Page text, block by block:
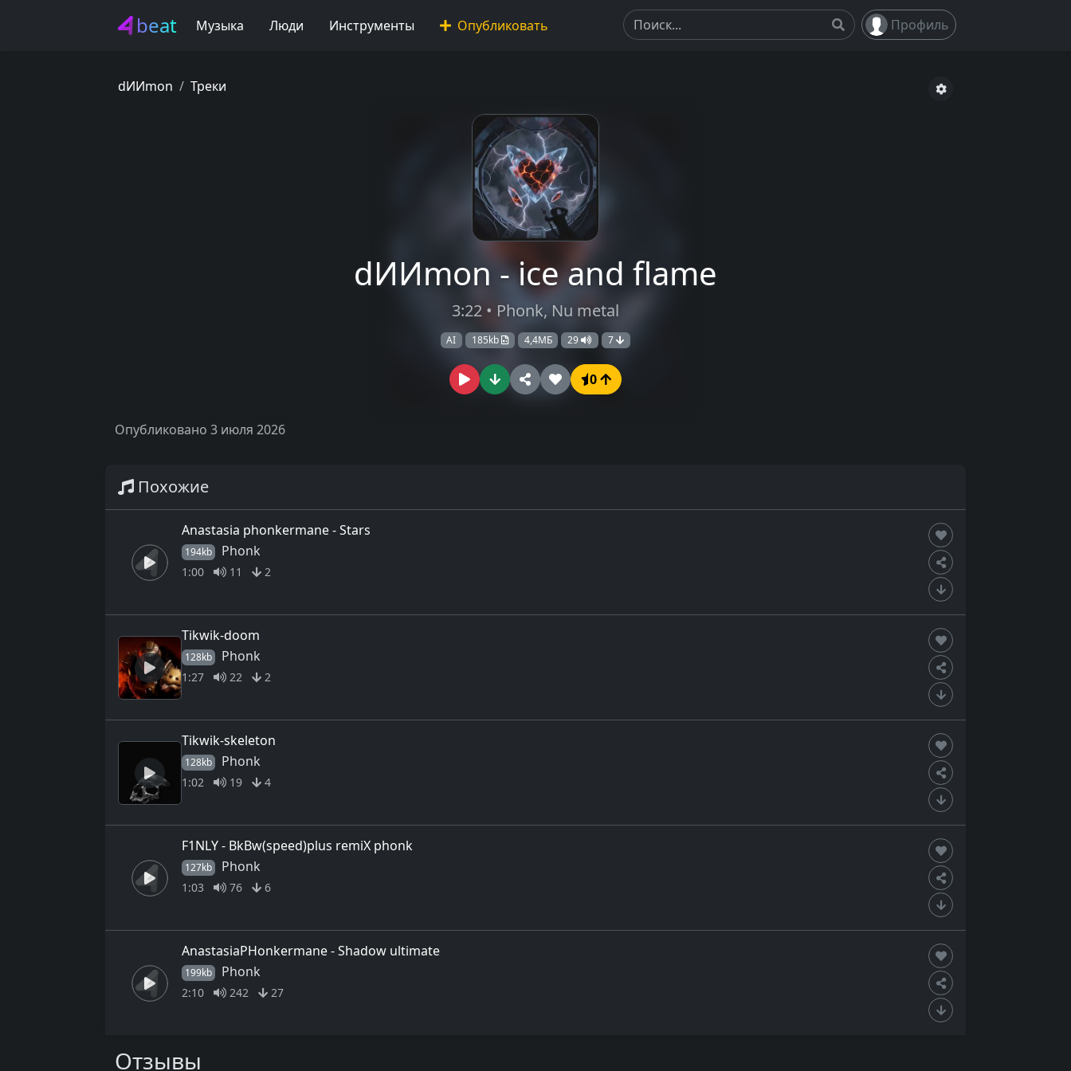
beat Музыка Люди Инструменты Опубликовать Профиль
dИИmon Треки
dИИmon - ice and flame
3:22 • Phonk, Nu metal
AI 185kb 4,4МБ 29 7
0
Опубликовано 3 июля 2026
Похожие
Anastasia phonkermane - Stars
194kb Phonk
1:00 11 2
Tikwik-doom
128kb Phonk
1:27 22 2
Tikwik-skeleton
128kb Phonk
1:02 19 4
F1NLY - BkBw(speed)plus remiX phonk
127kb Phonk
1:03 76 6
AnastasiaPHonkermane - Shadow ultimate
199kb Phonk
2:10 242 27
Отзывы